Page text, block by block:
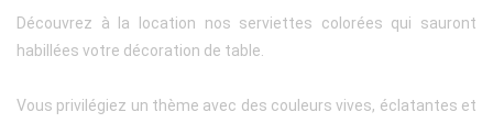
Découvrez à la location nos serviettes colorées qui sauront
habillées votre décoration de table.
Vous privilégiez un thème avec des couleurs vives, éclatantes et